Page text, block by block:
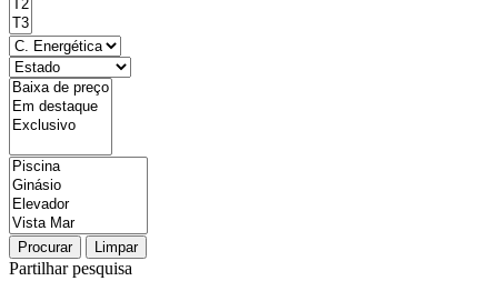
Procurar Limpar
Partilhar pesquisa